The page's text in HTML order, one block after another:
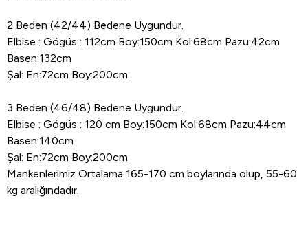
2 Beden (42/44) Bedene Uygundur.
Elbise : Gögüs : 112cm Boy:150cm Kol:68cm Pazu:42cm
Basen:132cm
Şal: En:72cm Boy:200cm
3 Beden (46/48) Bedene Uygundur.
Elbise : Gögüs : 120 cm Boy:150cm Kol:68cm Pazu:44cm
Basen:140cm
Şal: En:72cm Boy:200cm
Mankenlerimiz Ortalama 165-170 cm boylarında olup, 55-60
kg aralığındadır.